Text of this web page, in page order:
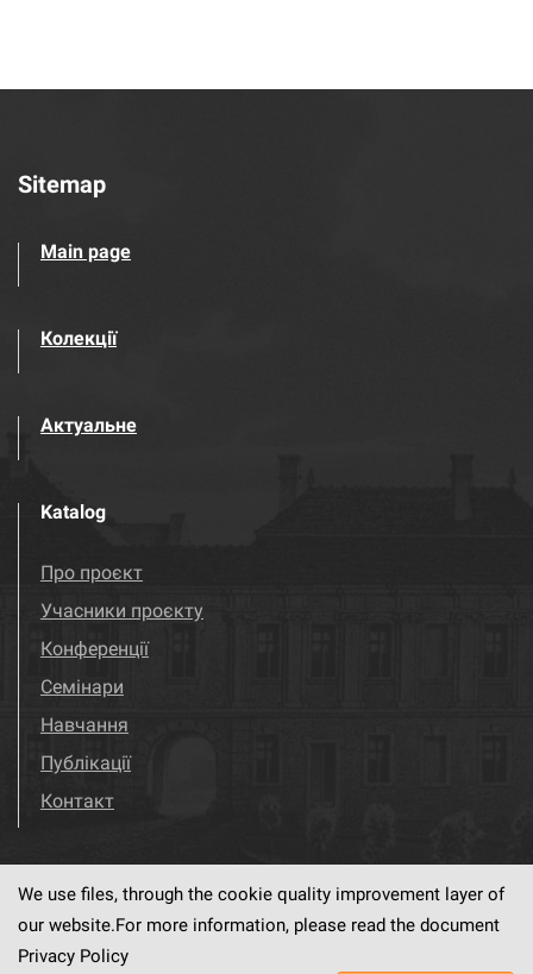
Sitemap
Main page
Колекції
Актуальне
Katalog
Про проєкт
Учасники проєкту
Конференції
Семінари
Навчання
Публікації
Контакт
Visit us! Facebook
We use files, through the cookie quality improvement layer of
our website.For more information, please read the document
Privacy Policy